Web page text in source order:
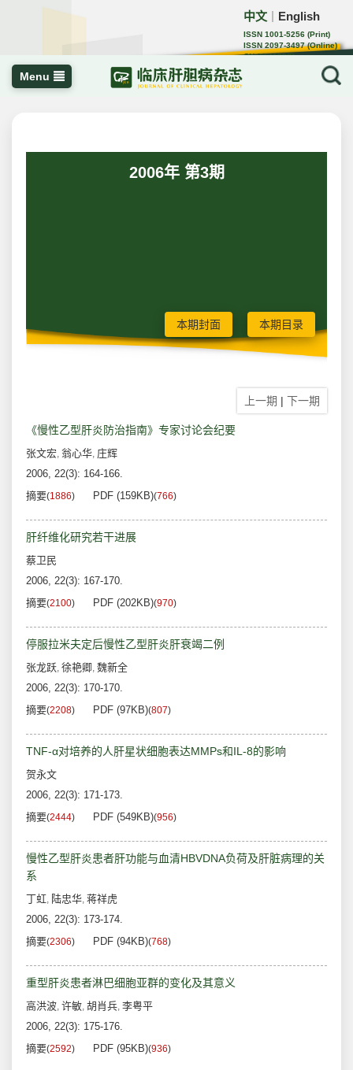
中文 English
ISSN 1001-5256 (Print)
ISSN 2097-3497 (Online)
CN 22-1108/R
Menu
2006年 第3期
本期封面 本期目录
上一期 | 下一期
《慢性乙型肝炎防治指南》专家讨论会纪要
张文宏, 翁心华, 庄辉
2006, 22(3): 164-166.
摘要(1886) PDF (159KB)(766)
肝纤维化研究若干进展
蔡卫民
2006, 22(3): 167-170.
摘要(2100) PDF (202KB)(970)
停服拉米夫定后慢性乙型肝炎肝衰竭二例
张龙跃, 徐艳卿, 魏新全
2006, 22(3): 170-170.
摘要(2208) PDF (97KB)(807)
TNF-α对培养的人肝星状细胞表达MMPs和IL-8的影响
贺永文
2006, 22(3): 171-173.
摘要(2444) PDF (549KB)(956)
慢性乙型肝炎患者肝功能与血清HBVDNA负荷及肝脏病理的关
系
丁虹, 陆忠华, 蒋祥虎
2006, 22(3): 173-174.
摘要(2306) PDF (94KB)(768)
重型肝炎患者淋巴细胞亚群的变化及其意义
高洪波, 许敏, 胡肖兵, 李粤平
2006, 22(3): 175-176.
摘要(2592) PDF (95KB)(936)